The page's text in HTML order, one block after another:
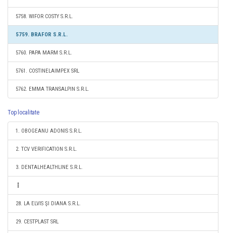
5758. WIFOR COSTY S.R.L.
5759. BRAFOR S.R.L.
5760. PAPA MARM S.R.L.
5761. COSTINELAIMPEX SRL
5762. EMMA TRANSALPIN S.R.L.
Top localitate
1. OBOGEANU ADONIS S.R.L.
2. TCV VERIFICATION S.R.L.
3. DENTALHEALTHLINE S.R.L.
28. LA ELVIS ŞI DIANA S.R.L.
29. CESTPLAST SRL